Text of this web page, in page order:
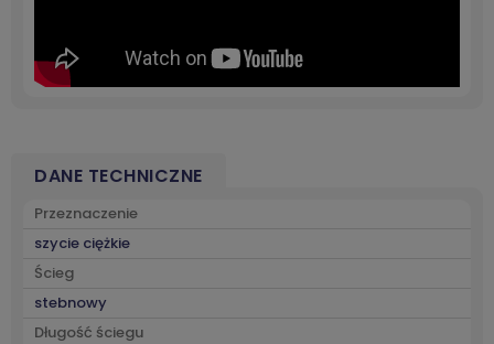
DANE TECHNICZNE
Przeznaczenie
szycie ciężkie
Ścieg
stebnowy
Długość ściegu